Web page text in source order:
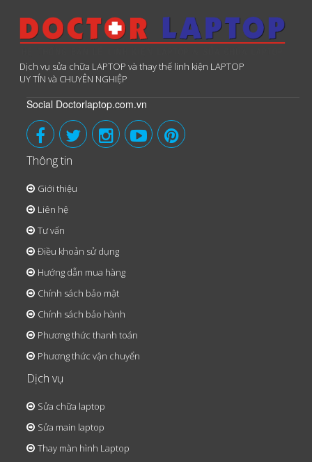
Dịch vụ sửa chữa LAPTOP và thay thế linh kiện LAPTOP
UY TÍN và CHUYÊN NGHIỆP
Social Doctorlaptop.com.vn
Thông tin
Giới thiệu
Liên hệ
Tư vấn
Điều khoản sử dụng
Hướng dẫn mua hàng
Chính sách bảo mật
Chính sách bảo hành
Phương thức thanh toán
Phương thức vận chuyển
Dịch vụ
Sửa chữa laptop
Sửa main laptop
Thay màn hình Laptop